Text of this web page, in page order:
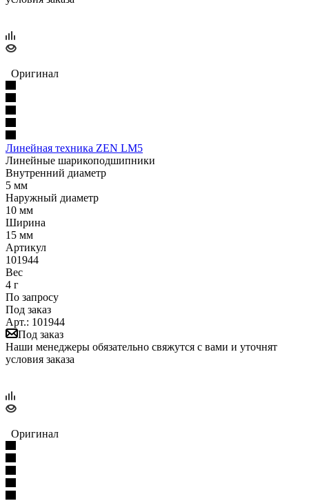
Оригинал
Линейная техника ZEN LM5
Линейные шарикоподшипники
Внутренний диаметр
5 мм
Наружный диаметр
10 мм
Ширина
15 мм
Артикул
101944
Вес
4 г
По запросу
Под заказ
Арт.: 101944
Под заказ
Наши менеджеры обязательно свяжутся с вами и уточнят
условия заказа
Оригинал